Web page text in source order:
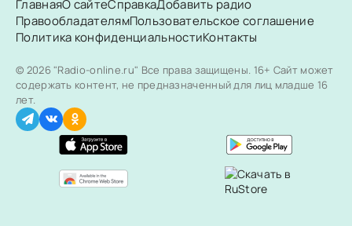
ГлавнаяО сайтеСправкаДобавить радио
ПравообладателямПользовательское соглашение
Политика конфиденциальностиКонтакты
© 2026 "Radio-online.ru" Все права защищены. 16+ Сайт может
содержать контент, не предназначенный для лиц младше 16
лет.